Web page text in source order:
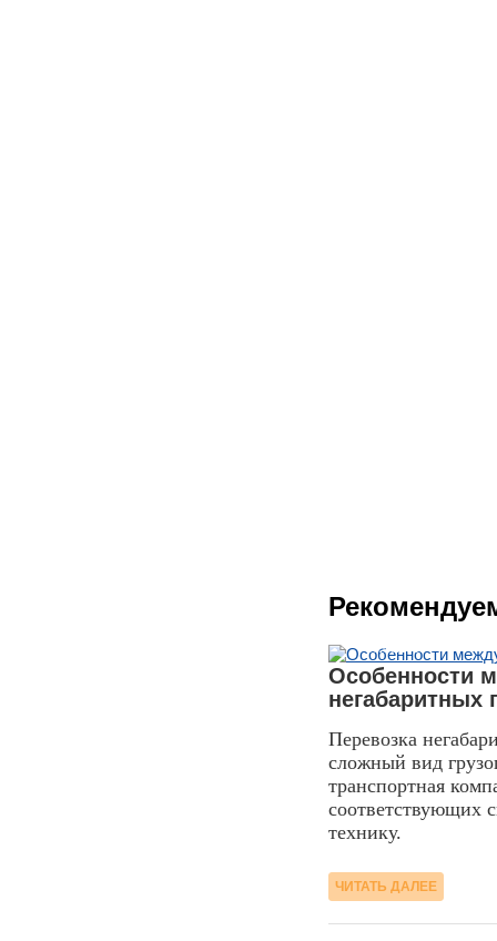
07.06.2017
Особенности
негабаритных
Перевозка
сложный вид
транспортная
соответствующих
технику.
ЧИТАТЬ ДАЛЕЕ